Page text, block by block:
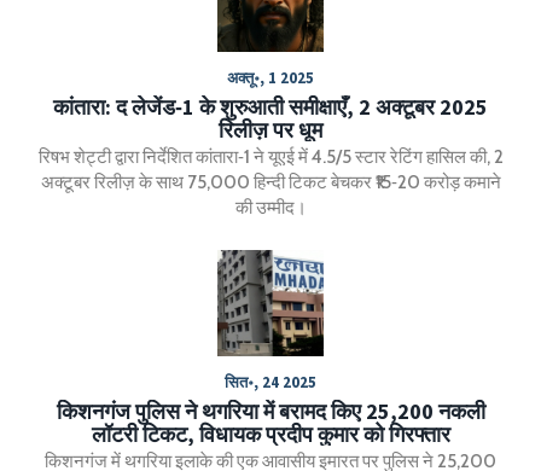
अक्तू॰, 1 2025
कांतारा: द लेजेंड‑1 के शुरुआती समीक्षाएँ, 2 अक्टूबर 2025
रिलीज़ पर धूम
रिषभ शेट्टी द्वारा निर्देशित कांतारा‑1 ने यूएई में 4.5/5 स्टार रेटिंग हासिल की, 2
अक्टूबर रिलीज़ के साथ 75,000 हिन्दी टिकट बेचकर ₹15‑20 करोड़ कमाने
की उम्मीद।
सित॰, 24 2025
किशनगंज पुलिस ने थगरिया में बरामद किए 25,200 नकली
लॉटरी टिकट, विधायक प्रदीप कुमार को गिरफ्तार
किशनगंज में थगरिया इलाके की एक आवासीय इमारत पर पुलिस ने 25,200